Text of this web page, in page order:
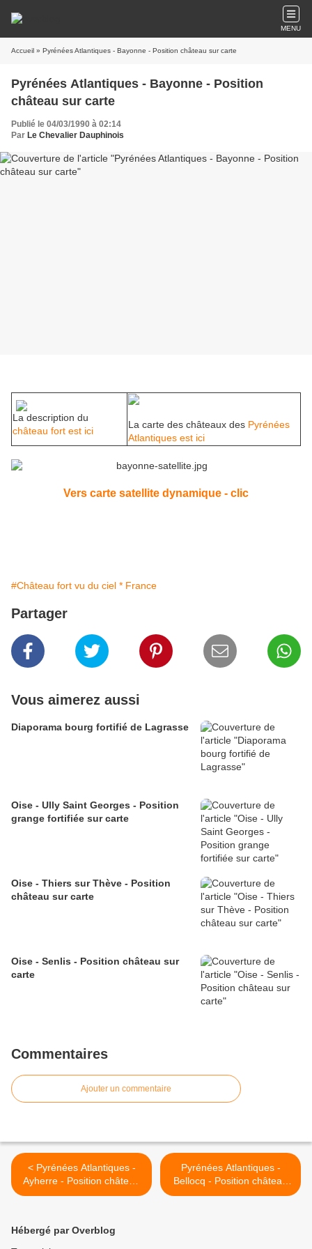
MENU
Accueil » Pyrénées Atlantiques - Bayonne - Position château sur carte
Pyrénées Atlantiques - Bayonne - Position
château sur carte
Publié le 04/03/1990 à 02:14
Par Le Chevalier Dauphinois
La description du
château fort est ici
La carte des châteaux des Pyrénées
Atlantiques est ici
Vers carte satellite dynamique - clic
#Château fort vu du ciel * France
Partager
Vous aimerez aussi
Diaporama bourg fortifié de Lagrasse
Oise - Ully Saint Georges - Position
grange fortifiée sur carte
Oise - Thiers sur Thève - Position
château sur carte
Oise - Senlis - Position château sur
carte
Commentaires
Ajouter un commentaire
< Pyrénées Atlantiques -
Ayherre - Position château
Belzunce sur carte
Pyrénées Atlantiques -
Bellocq - Position château
sur carte >
Hébergé par Overblog